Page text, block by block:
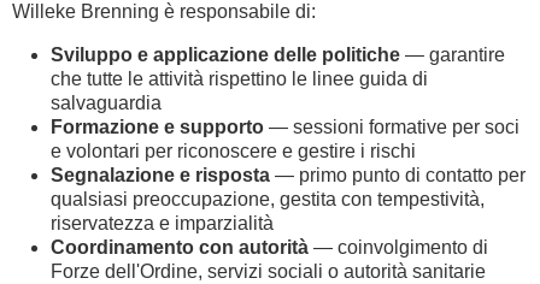
Willeke Brenning è responsabile di:
Sviluppo e applicazione delle politiche — garantire
che tutte le attività rispettino le linee guida di
salvaguardia
Formazione e supporto — sessioni formative per soci
e volontari per riconoscere e gestire i rischi
Segnalazione e risposta — primo punto di contatto per
qualsiasi preoccupazione, gestita con tempestività,
riservatezza e imparzialità
Coordinamento con autorità — coinvolgimento di
Forze dell'Ordine, servizi sociali o autorità sanitarie